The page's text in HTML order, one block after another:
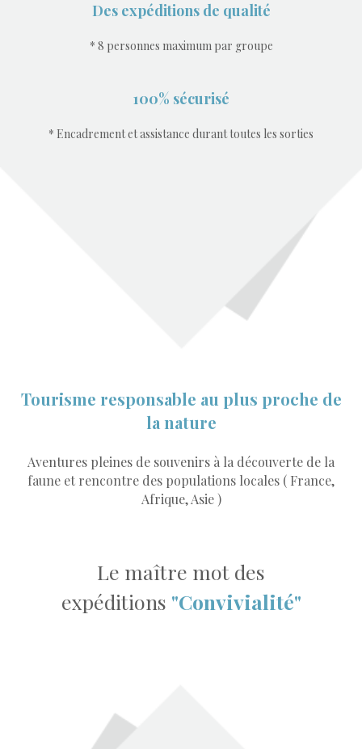
Des expéditions de qualité
* 8 personnes maximum par groupe
100% sécurisé
* Encadrement et assistance durant toutes les sorties
Tourisme responsable au plus proche de
la nature
Aventures pleines de souvenirs à la découverte de la
faune et rencontre des populations locales ( France,
Afrique, Asie )
Le maître mot des
expéditions "Convivialité"